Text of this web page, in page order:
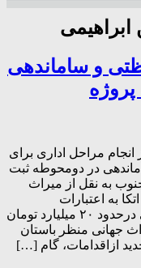
ابراهیمی
و ساماندهی
مراحل اداری برای
و ساماندهی در دومحوطه ثبت‌
به نقل از میراث
به اعتبارات
مسئولیت اجتماعی وزارت نفت و با رقمی درحدود ۲۰ میلیارد تومان
جهانی منظر باستان
ازاقدامات، گام […]